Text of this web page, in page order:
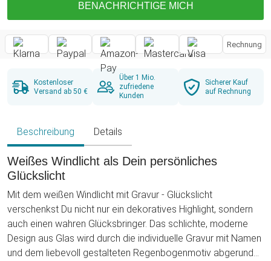
BENACHRICHTIGE MICH
Rechnung
Kostenloser
Versand ab 50 €
Über 1 Mio.
zufriedene
Kunden
Sicherer Kauf
auf Rechnung
Beschreibung Details
Weißes Windlicht als Dein persönliches
Glückslicht
Mit dem weißen Windlicht mit Gravur - Glückslicht
verschenkst Du nicht nur ein dekoratives Highlight, sondern
auch einen wahren Glücksbringer. Das schlichte, moderne
Design aus Glas wird durch die individuelle Gravur mit Namen
und dem liebevoll gestalteten Regenbogenmotiv abgerundet.